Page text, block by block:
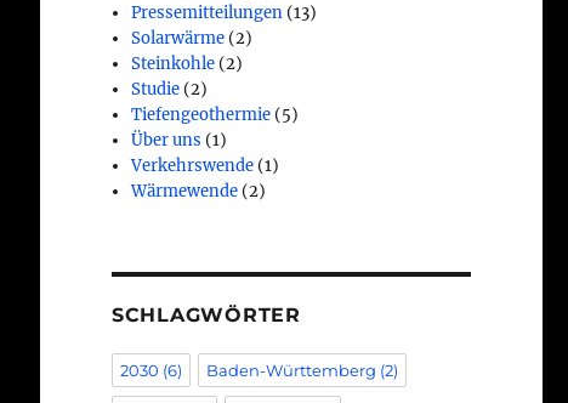
Pressemitteilungen (13)
Solarwärme (2)
Steinkohle (2)
Studie (2)
Tiefengeothermie (5)
Über uns (1)
Verkehrswende (1)
Wärmewende (2)
SCHLAGWÖRTER
2030 (6) Baden-Württemberg (2)